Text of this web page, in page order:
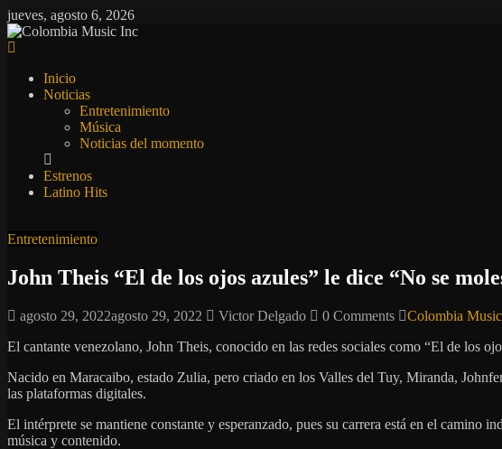
Saltar
al
contenido
jueves, agosto 6, 2026
Colombia
Music
Inc
Inicio
Noticias
Entretenimiento
Música
Noticias del momento
Estrenos
Latino Hits
Entretenimiento
John Theis “El de los ojos azules” le dice “No se
agosto 29, 2022agosto 29, 2022 Victor Delgado 0 Comments Colombia
El cantante venezolano, John Theis, conocido en las redes sociales como “El de los
Nacido en Maracaibo, estado Zulia, pero criado en los Valles del Tuy, Miranda,
las plataformas digitales.
El intérprete se mantiene constante y esperanzado, pues su carrera está en el
música y contenido.